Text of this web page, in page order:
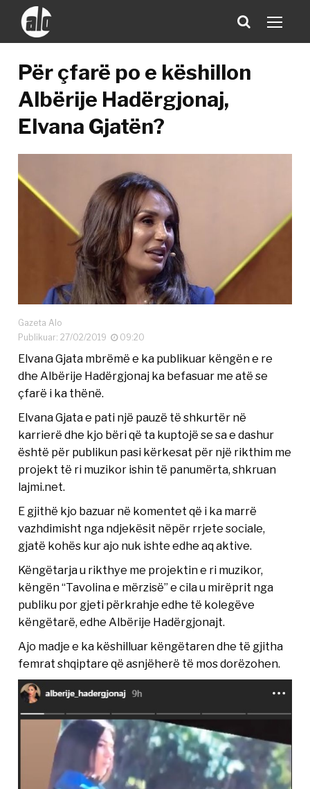
Për çfarë po e këshillon
Albërije Hadërgjonaj,
Elvana Gjatën?
Gazeta Alo
Publikuar: 27/02/2019
09:20
Elvana Gjata mbrëmë e ka publikuar këngën e re
dhe Albërije Hadërgjonaj ka befasuar me atë se
çfarë i ka thënë.
Elvana Gjata e pati një pauzë të shkurtër në
karrierë dhe kjo bëri që ta kuptojë se sa e dashur
është për publikun pasi kërkesat për një rikthim me
projekt të ri muzikor ishin të panumërta, shkruan
lajmi.net.
E gjithë kjo bazuar në komentet që i ka marrë
vazhdimisht nga ndjekësit nëpër rrjete sociale,
gjatë kohës kur ajo nuk ishte edhe aq aktive.
Këngëtarja u rikthye me projektin e ri muzikor,
këngën “Tavolina e mërzisë” e cila u mirëprit nga
publiku por gjeti përkrahje edhe të kolegëve
këngëtarë, edhe Albërije Hadërgjonajt.
Ajo madje e ka këshilluar këngëtaren dhe të gjitha
femrat shqiptare që asnjëherë të mos dorëzohen.